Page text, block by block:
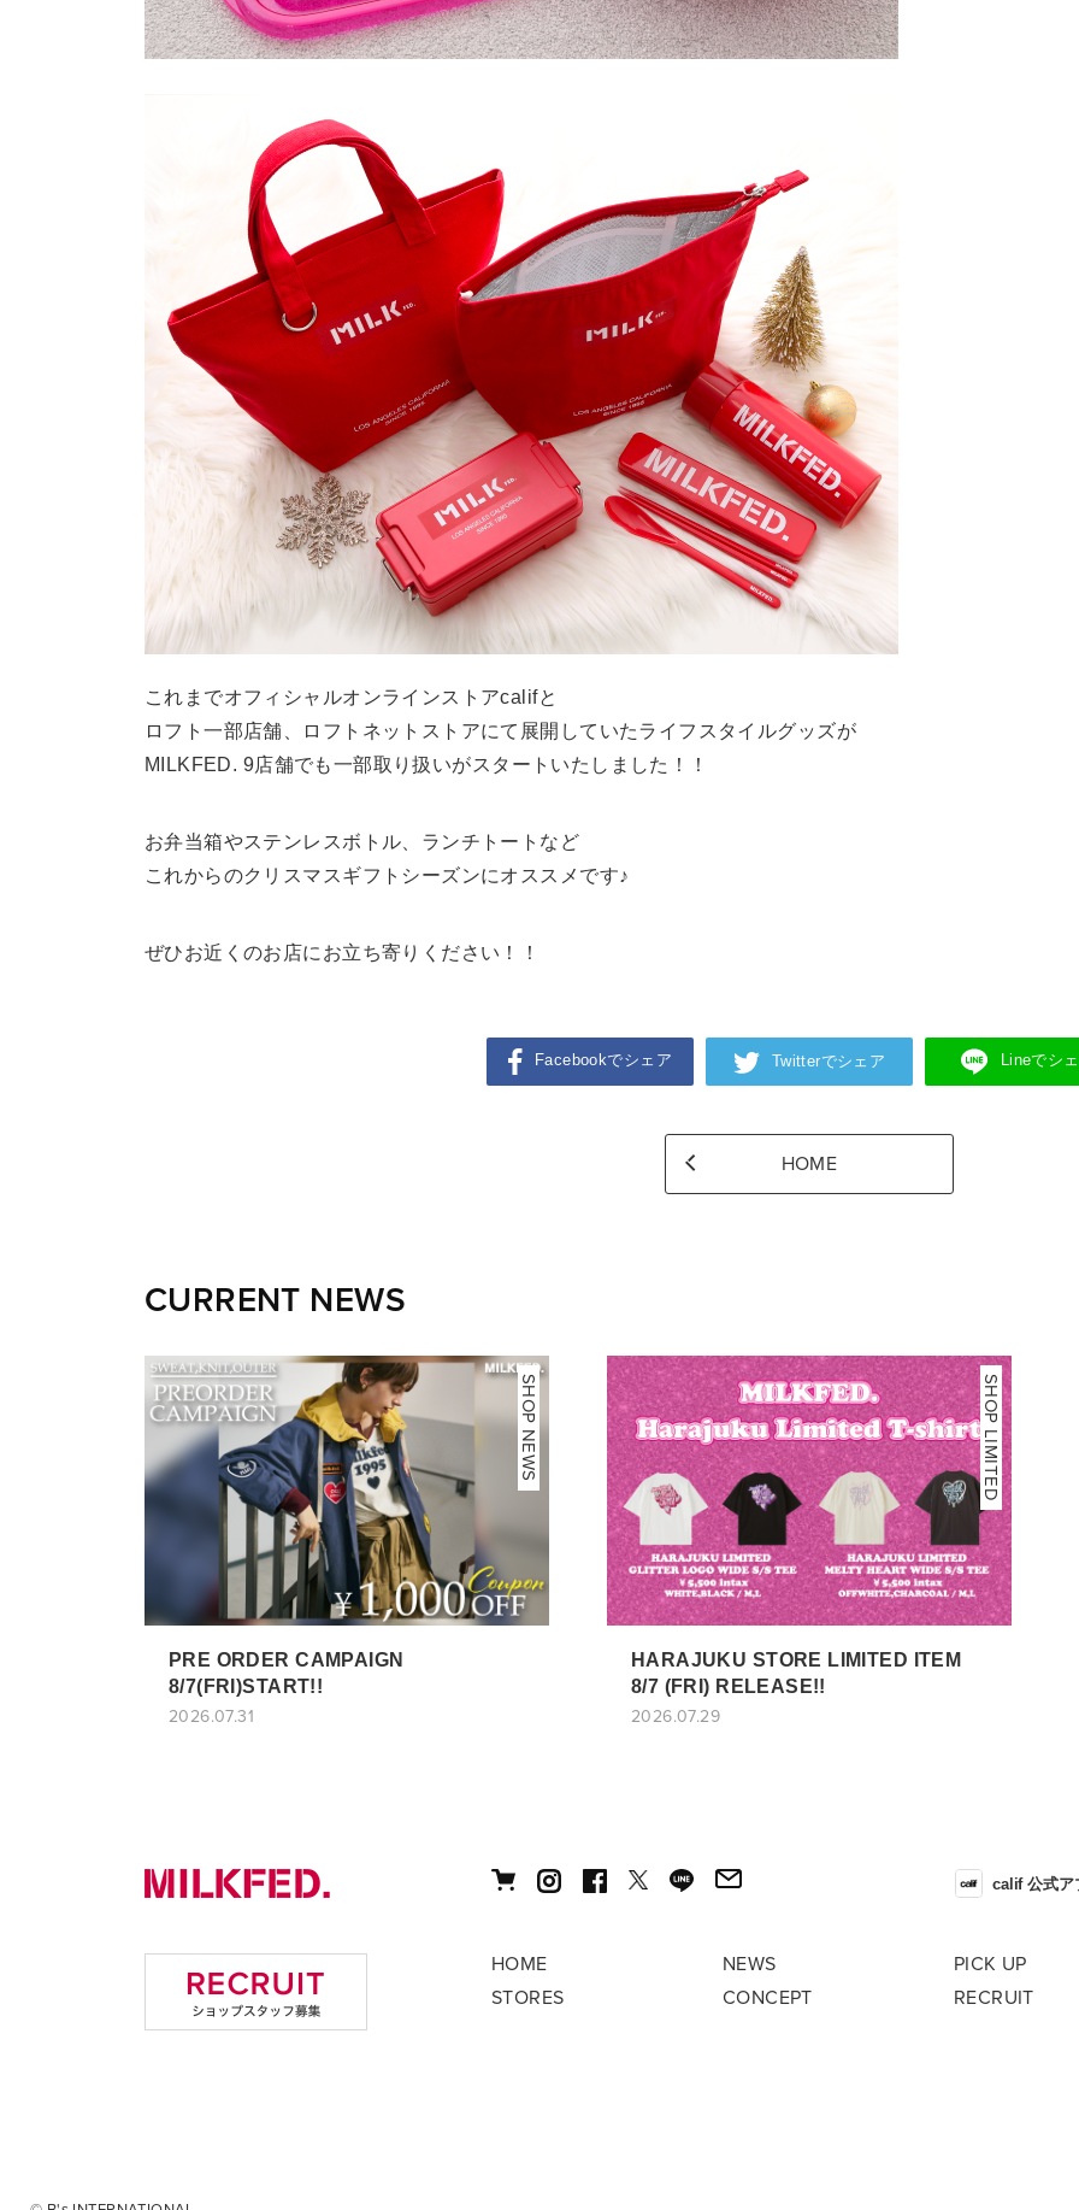
これまでオフィシャルオンラインストアcalifと
ロフト一部店舗、ロフトネットストアにて展開していたライフスタイルグッズが
MILKFED. 9店舗でも一部取り扱いがスタートいたしました！！
お弁当箱やステンレスボトル、ランチトートなど
これからのクリスマスギフトシーズンにオススメです♪
ぜひお近くのお店にお立ち寄りください！！
Facebookでシェア Twitterでシェア Lineでシ
HOME
CURRENT NEWS
NEWS
SHOP NEWS
PRE ORDER CAMPAIGN
8/7(FRI)START!!
2026.07.31
SHOP LIMITED
HARAJUKU STORE LIMITED ITEM
8/7 (FRI) RELEASE!!
2026.07.29
HOME NEWS
PICK UP
STORES
CONCEPT RECRUIT
calif 公式ア